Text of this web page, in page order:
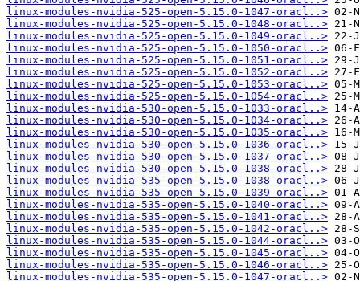
linux-modules-nvidia-525-open-5.15.0-1047-oracl..>
linux-modules-nvidia-525-open-5.15.0-1048-oracl..>
linux-modules-nvidia-525-open-5.15.0-1049-oracl..>
linux-modules-nvidia-525-open-5.15.0-1050-oracl..>
linux-modules-nvidia-525-open-5.15.0-1051-oracl..>
linux-modules-nvidia-525-open-5.15.0-1052-oracl..>
linux-modules-nvidia-525-open-5.15.0-1053-oracl..>
linux-modules-nvidia-525-open-5.15.0-1054-oracl..>
linux-modules-nvidia-530-open-5.15.0-1033-oracl..>
linux-modules-nvidia-530-open-5.15.0-1034-oracl..>
linux-modules-nvidia-530-open-5.15.0-1035-oracl..>
linux-modules-nvidia-530-open-5.15.0-1036-oracl..>
linux-modules-nvidia-530-open-5.15.0-1037-oracl..>
linux-modules-nvidia-530-open-5.15.0-1038-oracl..>
linux-modules-nvidia-535-open-5.15.0-1038-oracl..>
linux-modules-nvidia-535-open-5.15.0-1039-oracl..>
linux-modules-nvidia-535-open-5.15.0-1040-oracl..>
linux-modules-nvidia-535-open-5.15.0-1041-oracl..>
linux-modules-nvidia-535-open-5.15.0-1042-oracl..>
linux-modules-nvidia-535-open-5.15.0-1044-oracl..>
linux-modules-nvidia-535-open-5.15.0-1045-oracl..>
linux-modules-nvidia-535-open-5.15.0-1046-oracl..>
linux-modules-nvidia-535-open-5.15.0-1047-oracl..>